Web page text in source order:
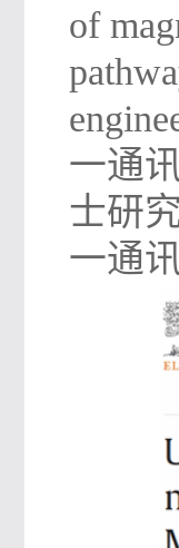
of
一通
士研
一通